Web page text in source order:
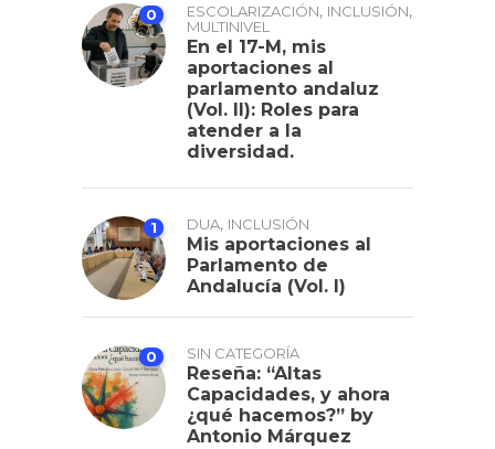
0 ESCOLARIZACIÓN, INCLUSIÓN,
MULTINIVEL
En el 17-M, mis
aportaciones al
parlamento andaluz
(Vol. II): Roles para
atender a la
diversidad.
1 DUA, INCLUSIÓN
Mis aportaciones al
Parlamento de
Andalucía (Vol. I)
0 SIN CATEGORÍA
Reseña: “Altas
Capacidades, y ahora
¿qué hacemos?” by
Antonio Márquez